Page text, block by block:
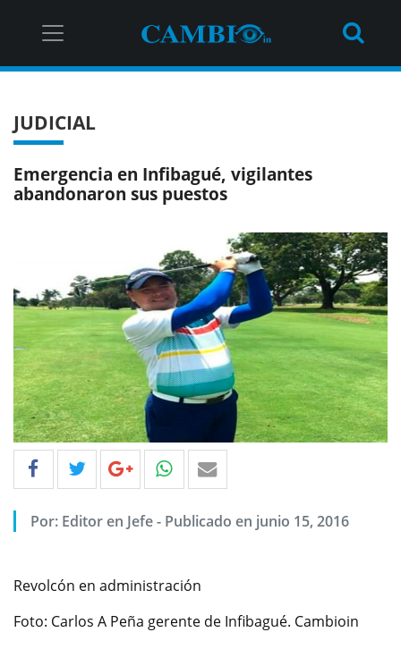
JUDICIAL
Emergencia en Infibagué, vigilantes
abandonaron sus puestos
Por: Editor en Jefe - Publicado en junio 15, 2016
Revolcón en administración
Foto: Carlos A Peña gerente de Infibagué. Cambioin